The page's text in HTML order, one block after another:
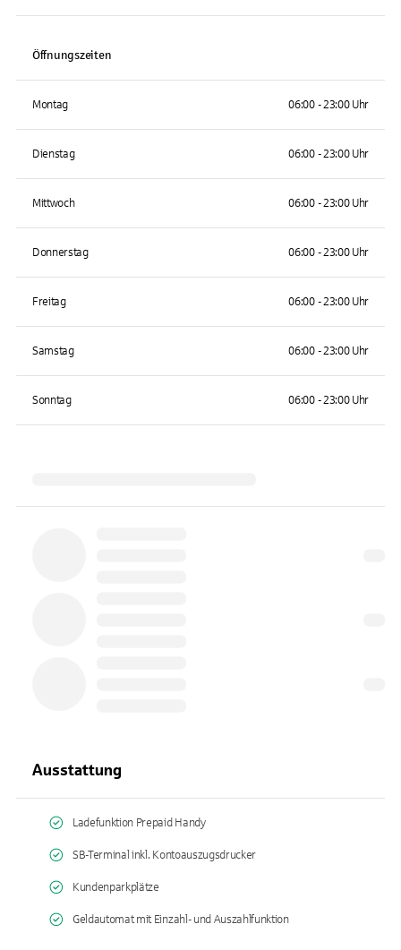
Öffnungszeiten
Montag 06:00 - 23:00 Uhr
Dienstag 06:00 - 23:00 Uhr
Mittwoch 06:00 - 23:00 Uhr
Donnerstag 06:00 - 23:00 Uhr
Freitag 06:00 - 23:00 Uhr
Samstag 06:00 - 23:00 Uhr
Sonntag 06:00 - 23:00 Uhr
Ausstattung
Ladefunktion Prepaid Handy
SB-Terminal inkl. Kontoauszugsdrucker
Kundenparkplätze
Geldautomat mit Einzahl- und Auszahlfunktion